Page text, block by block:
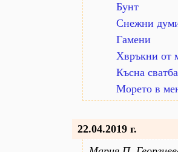
Бунт
Снежни
Гамени
Хвръкни от
Късна сватба
Морето в
22.04.2019 г.